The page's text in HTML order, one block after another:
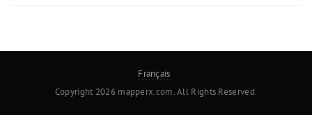
Français
Copyright 2026 mapperx.com. All Rights Reserved.